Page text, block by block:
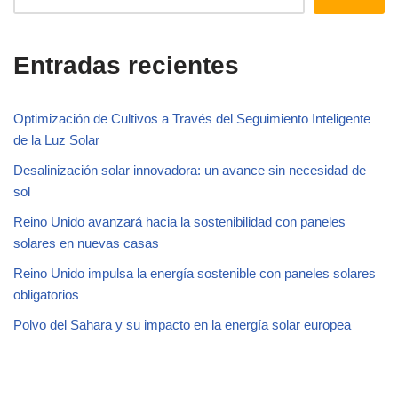
Entradas recientes
Optimización de Cultivos a Través del Seguimiento Inteligente
de la Luz Solar
Desalinización solar innovadora: un avance sin necesidad de
sol
Reino Unido avanzará hacia la sostenibilidad con paneles
solares en nuevas casas
Reino Unido impulsa la energía sostenible con paneles solares
obligatorios
Polvo del Sahara y su impacto en la energía solar europea